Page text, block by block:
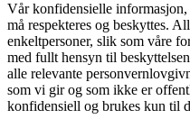
Vår konfidensielle
må respekteres og beskyttes.
enkeltpersoner, slik som våre
med fullt hensyn til
alle relevante
som vi gir og som ikke er
konfidensiell og brukes kun til